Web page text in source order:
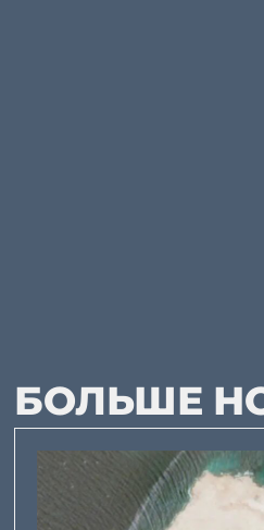
БОЛЬШЕ